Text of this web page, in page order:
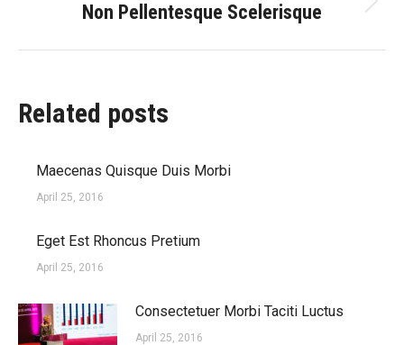
Next
Non Pellentesque Scelerisque
Related posts
Maecenas Quisque Duis Morbi
April 25, 2016
Eget Est Rhoncus Pretium
April 25, 2016
Consectetuer Morbi Taciti Luctus
April 25, 2016